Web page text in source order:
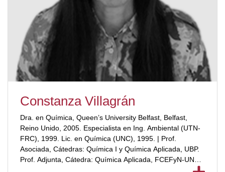
Constanza Villagrán
Dra. en Química, Queen’s University Belfast, Belfast,
Reino Unido, 2005. Especialista en Ing. Ambiental (UTN-
FRC), 1999. Lic. en Química (UNC), 1995. | Prof.
Asociada, Cátedras: Química I y Química Aplicada, UBP.
Prof. Adjunta, Cátedra: Química Aplicada, FCEFyN-UNC.